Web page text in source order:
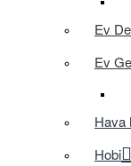
Ev
Ev
Hava
Hobi